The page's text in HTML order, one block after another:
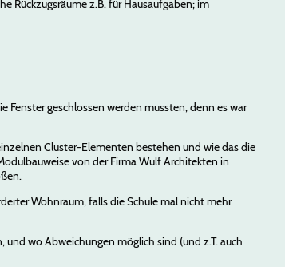
Rückzugsräume z.B. für Hausaufgaben; im
Fenster geschlossen werden mussten, denn es war
Cluster-Elementen bestehen und wie das die
von der Firma Wulf Architekten in
Wohnraum, falls die Schule mal nicht mehr
und wo Abweichungen möglich sind (und z.T. auch